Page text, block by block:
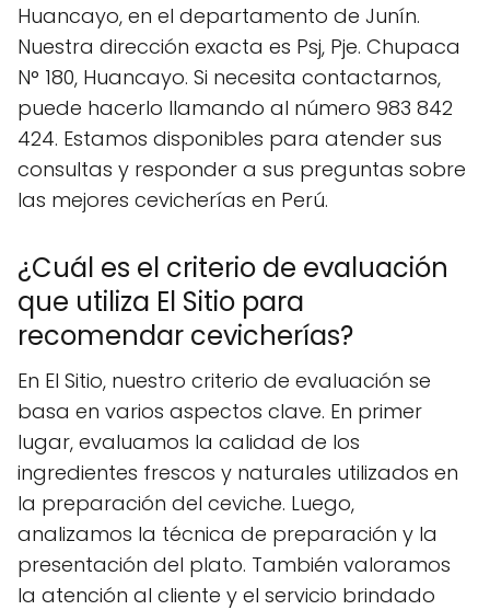
Huancayo, en el departamento de Junín.
Nuestra dirección exacta es Psj, Pje. Chupaca
N° 180, Huancayo. Si necesita contactarnos,
puede hacerlo llamando al número 983 842
424. Estamos disponibles para atender sus
consultas y responder a sus preguntas sobre
las mejores cevicherías en Perú.
¿Cuál es el criterio de evaluación
que utiliza El Sitio para
recomendar cevicherías?
En El Sitio, nuestro criterio de evaluación se
basa en varios aspectos clave. En primer
lugar, evaluamos la calidad de los
ingredientes frescos y naturales utilizados en
la preparación del ceviche. Luego,
analizamos la técnica de preparación y la
presentación del plato. También valoramos
la atención al cliente y el servicio brindado